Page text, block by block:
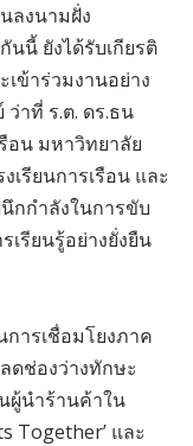
ลงนามฝั่ง
นี้ ยังได้รับเกียรติ
ข้าร่วมงานอย่าง
ว่าที่ ร.ต. ดร.ธน
อน มหาวิทยาลัย
รียนการเรือน และ
กกำลังในการขับ
เรียนรู้อย่างยั่งยืน
ารเชื่อมโยงภาค
ดช่องว่างทักษะ
ผู้นำร้านค้าใน
Together’ และ